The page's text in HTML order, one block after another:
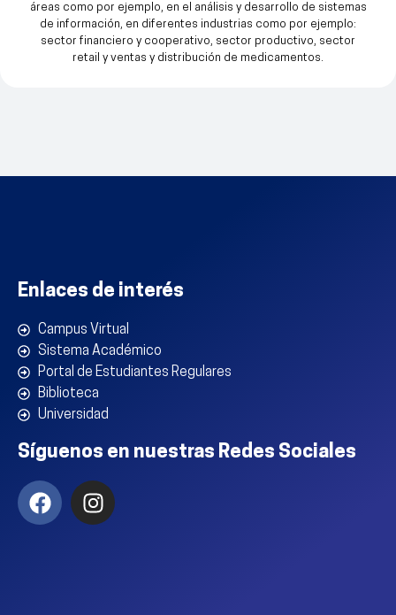
áreas como por ejemplo, en el análisis y desarrollo de sistemas
de información, en diferentes industrias como por ejemplo:
sector financiero y cooperativo, sector productivo, sector
retail y ventas y distribución de medicamentos.
Enlaces de interés
Campus Virtual
Sistema Académico
Portal de Estudiantes Regulares
Biblioteca
Universidad
Síguenos en nuestras Redes Sociales